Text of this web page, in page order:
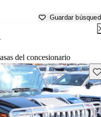
Guardar
del concesionario